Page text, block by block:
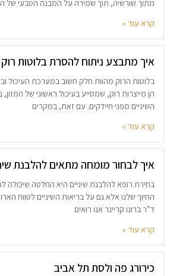
מתוך שורשיה, תוך שמירה על המבנה הטבעי של
קרא עוד »
איך מתבצע ניתוח להסרת בלוטות רוק
בלוטות הרוק מהוות חלק חשוב במערכת העיכול
הן מייצרות רוק, שמסייע בעיכול ראשוני של
השיניים מפני חיידקים. עם זאת, במקרים
קרא עוד »
איך לבחור מומחה מתאים להלבנת
בחירת רופא להלבנת שיניים היא החלטה
החיוך שלנו אלא גם על בריאות השיניים לטווח
ד”ר ברונו קריינר אנו רואים
קרא עוד »
כירורג פה ולסת תל אביב